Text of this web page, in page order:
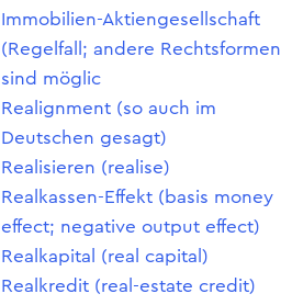
Immobilien-Aktiengesellschaft
(Regelfall; andere Rechtsformen
sind möglic
Realignment (so auch im
Deutschen gesagt)
Realisieren (realise)
Realkassen-Effekt (basis money
effect; negative output effect)
Realkapital (real capital)
Realkredit (real-estate credit)